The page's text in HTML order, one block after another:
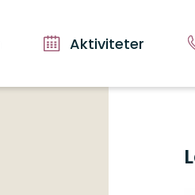
Aktiviteter